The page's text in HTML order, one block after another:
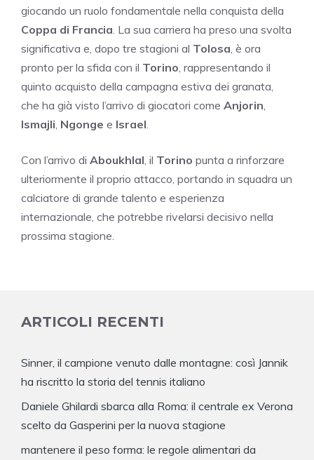
giocando un ruolo fondamentale nella conquista della
Coppa di Francia . La sua carriera ha preso una svolta
significativa e, dopo tre stagioni al Tolosa , è ora
pronto per la sfida con il Torino , rappresentando il
quinto acquisto della campagna estiva dei granata,
che ha già visto l’arrivo di giocatori come Anjorin
Ismajli Ngonge e Israel
Con l’arrivo di Aboukhlal , il Torino punta a rinforzare
ulteriormente il proprio attacco, portando in squadra un
calciatore di grande talento e esperienza
internazionale, che potrebbe rivelarsi decisivo nella
prossima stagione.
ARTICOLI RECENTI
Sinner, il campione venuto dalle montagne: così Jannik
ha riscritto la storia del tennis italiano
Daniele Ghilardi sbarca alla Roma: il centrale ex Verona
scelto da Gasperini per la nuova stagione
mantenere il peso forma: le regole alimentari da